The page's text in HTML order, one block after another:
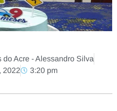
Acre - Alessandro Silva
2022
3:20 pm